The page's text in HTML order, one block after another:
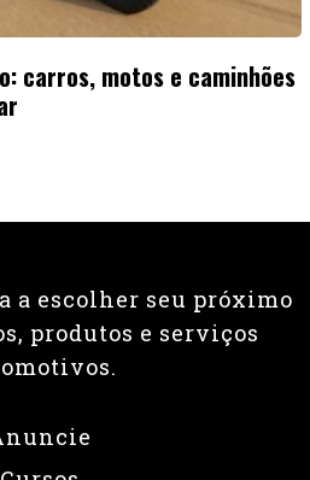
carros, motos e caminhões
a escolher seu próximo
produtos e serviços